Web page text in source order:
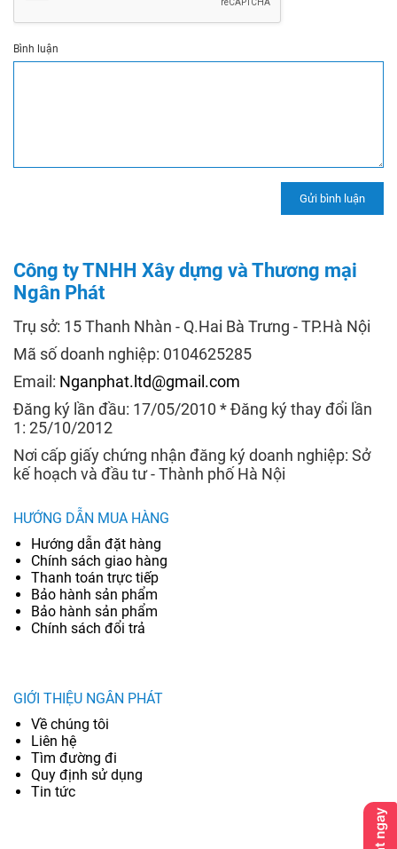
Bình luận
Công ty TNHH Xây dựng và Thương mại
Ngân Phát
Trụ sở: 15 Thanh Nhàn - Q.Hai Bà Trưng - TP.Hà Nội
Mã số doanh nghiệp: 0104625285
Email: Nganphat.ltd@gmail.com
Đăng ký lần đầu: 17/05/2010 * Đăng ký thay đổi lần
1: 25/10/2012
Nơi cấp giấy chứng nhận đăng ký doanh nghiệp: Sở
kế hoạch và đầu tư - Thành phố Hà Nội
HƯỚNG DẪN MUA HÀNG
Hướng dẫn đặt hàng
Chính sách giao hàng
Thanh toán trực tiếp
Bảo hành sản phẩm
Bảo hành sản phẩm
Chính sách đổi trả
GIỚI THIỆU NGÂN PHÁT
Về chúng tôi
Liên hệ
Tìm đường đi
Quy định sử dụng
Tin tức